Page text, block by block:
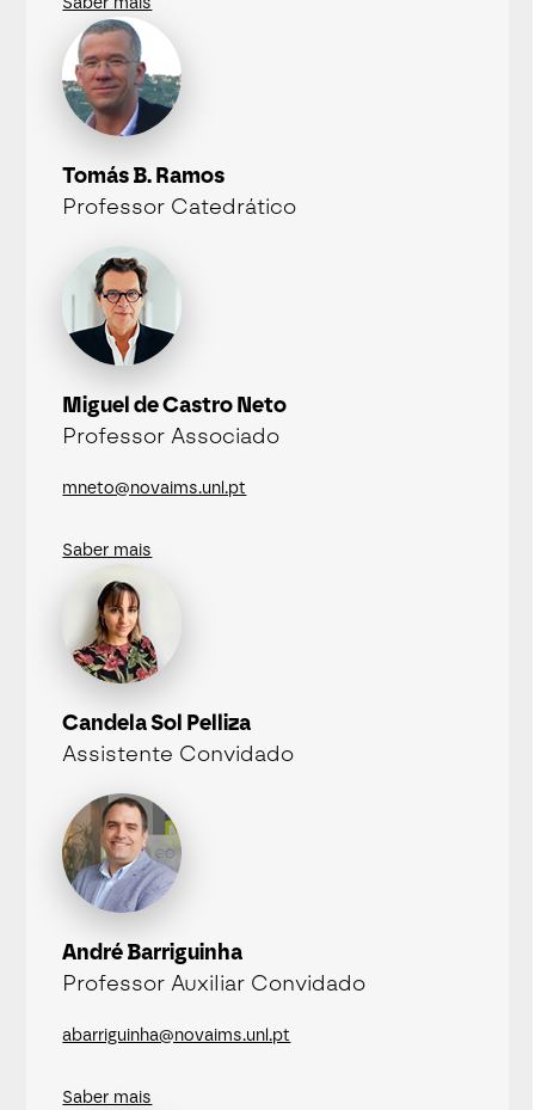
Tomás B. Ramos
Professor Catedrático
Miguel de Castro Neto
Professor Associado
mneto@novaims.unl.pt
Saber mais
Candela Sol Pelliza
Assistente Convidado
André Barriguinha
Professor Auxiliar Convidado
abarriguinha@novaims.unl.pt
Saber mais